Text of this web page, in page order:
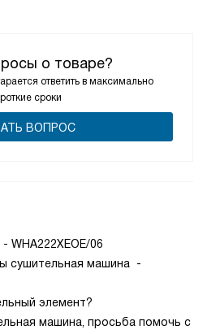
каждый день: мягкое
гости неожиданно, я
блюд на варочной
и всё получилось
прибор облегчает рутинные
в результате. Я довольна
о товаре?
ответить в максимально
сроки
ВОПРОС
WHA222XEOE/06
сушительная машина -
элемент?
машина, просьба помочь с